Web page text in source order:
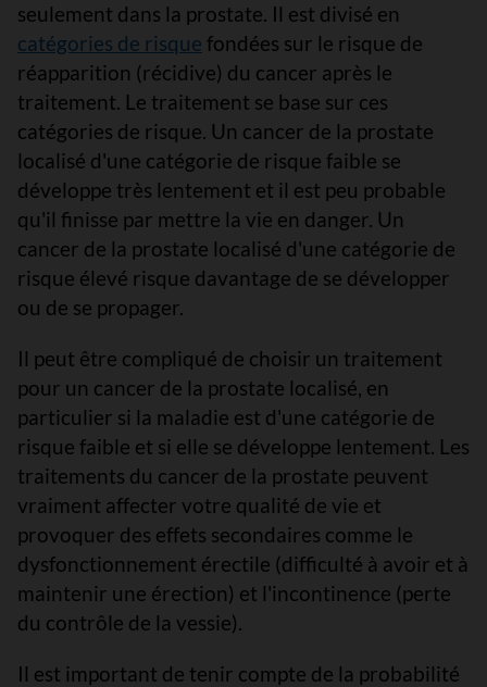
seulement dans la prostate. Il est divisé en
catégories de risque fondées sur le risque de
réapparition (récidive) du cancer après le
traitement. Le traitement se base sur ces
catégories de risque. Un cancer de la prostate
localisé d'une catégorie de risque faible se
développe très lentement et il est peu probable
qu'il finisse par mettre la vie en danger. Un
cancer de la prostate localisé d'une catégorie de
risque élevé risque davantage de se développer
ou de se propager.
Il peut être compliqué de choisir un traitement
pour un cancer de la prostate localisé, en
particulier si la maladie est d'une catégorie de
risque faible et si elle se développe lentement. Les
traitements du cancer de la prostate peuvent
vraiment affecter votre qualité de vie et
provoquer des effets secondaires comme le
dysfonctionnement érectile (difficulté à avoir et à
maintenir une érection) et l'incontinence (perte
du contrôle de la vessie).
Il est important de tenir compte de la probabilité